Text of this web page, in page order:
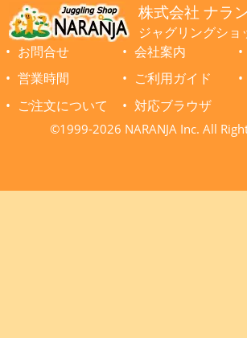
株式会社 ナラ
ジャグリングショ
お問合せ
会社案内
営業時間
ご利用ガイド
ご注文について
対応ブラウザ
©1999-2026 NARANJA Inc. All